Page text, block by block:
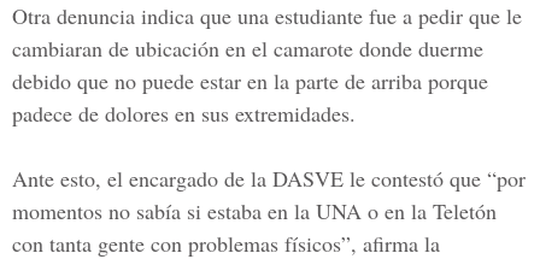
Otra denuncia indica que una estudiante fue a pedir que le
cambiaran de ubicación en el camarote donde duerme
debido que no puede estar en la parte de arriba porque
padece de dolores en sus extremidades.
Ante esto, el encargado de la DASVE le contestó que “por
momentos no sabía si estaba en la UNA o en la Teletón
con tanta gente con problemas físicos”, afirma la